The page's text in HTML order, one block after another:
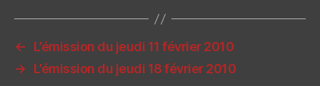
←
L’émission du jeudi 11 février 2010
→
L’émission du jeudi 18 février 2010